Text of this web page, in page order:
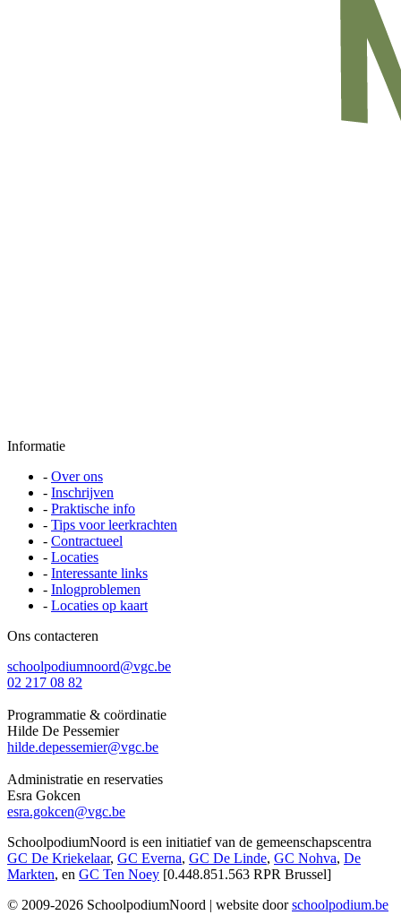
Informatie
- Over ons
- Inschrijven
- Praktische info
- Tips voor leerkrachten
- Contractueel
- Locaties
- Interessante links
- Inlogproblemen
- Locaties op kaart
Ons contacteren
schoolpodiumnoord@vgc.be
02 217 08 82
Programmatie & coördinatie
Hilde De Pessemier
hilde.depessemier@vgc.be
Administratie en reservaties
Esra Gokcen
esra.gokcen@vgc.be
SchoolpodiumNoord is een initiatief van de gemeenschapscentra
GC De Kriekelaar, GC Everna, GC De Linde, GC Nohva, De
Markten, en GC Ten Noey [0.448.851.563 RPR Brussel]
© 2009-2026 SchoolpodiumNoord | website doorschoolpodium.be